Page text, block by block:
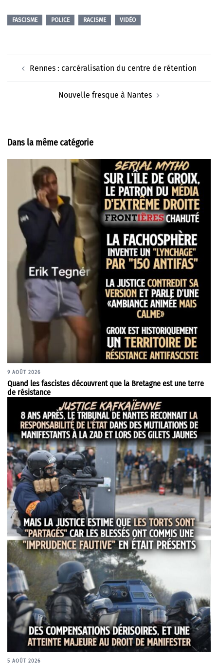
FASCISME POLICE RACISME VIDÉO
d’articleRennes : carcéralisation du centre de rétention
Nouvelle fresque à Nantes
Dans la même catégorie
9 AOÛT 2026
Quand les fascistes découvrent que la Bretagne est une terre
de résistance
5 AOÛT 2026